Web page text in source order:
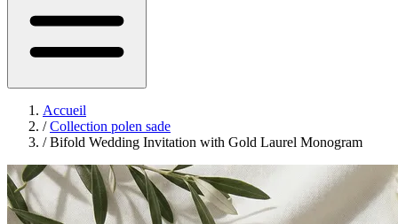
Accueil
/ Collection polen sade
/ Bifold Wedding Invitation with Gold Laurel Monogram